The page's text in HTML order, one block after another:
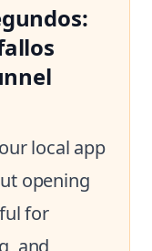
local app
opening
for
and